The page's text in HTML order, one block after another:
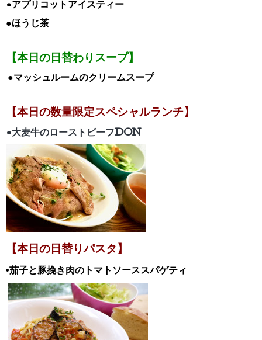
•アプリコットアイスティー
●ほうじ茶
【本日の日替わりスープ】
●マッシュルームのクリームスープ
【本日の数量限定スペシャルランチ】
•大麦牛のローストビーフDON
【本日の日替 りパスタ】
•茄子と豚挽き肉のトマトソーススパゲティ